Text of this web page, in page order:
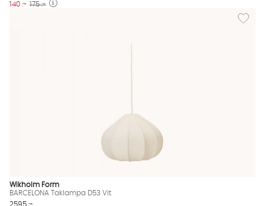
140 :- 175 :-
Lägg
Wikholm Form
BARCELONA Taklampa D53 Vit
2595 :-